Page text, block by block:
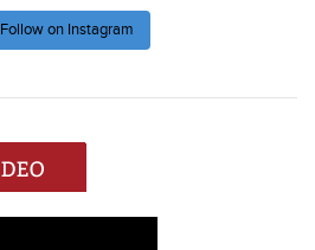
Follow on Instagram